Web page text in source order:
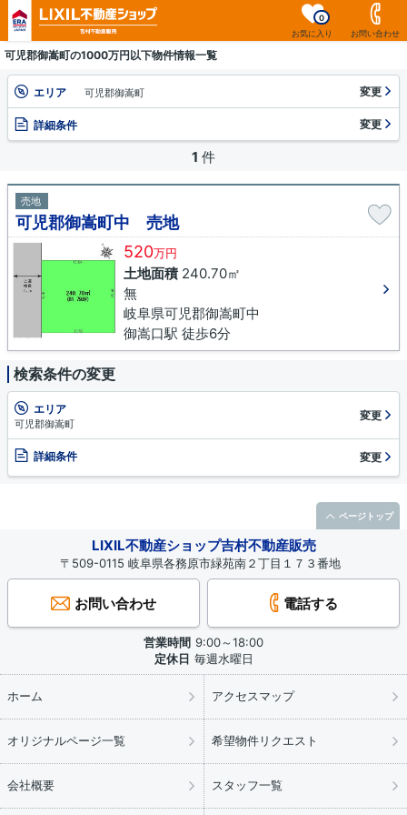
お気に入り
0
お問い合わせ
可児郡御嵩町の1000万円以下物件情報一覧
エリア 可児郡御嵩町 変更
詳細条件 変更
1 件
売地
可児郡御嵩町中 売地
520万円
土地面積240.70㎡
無
岐阜県可児郡御嵩町中
御嵩口駅 徒歩6分
検索条件の変更
エリア
可児郡御嵩町
変更
詳細条件 変更
LIXIL不動産ショップ吉村不動産販売
〒509-0115 岐阜県各務原市緑苑南２丁目１７３番地
お問い合わせ 電話する
営業時間 9:00～18:00
定休日 毎週水曜日
ホーム アクセスマップ
オリジナルページ一覧 希望物件リクエスト
会社概要 スタッフ一覧
ページトップ